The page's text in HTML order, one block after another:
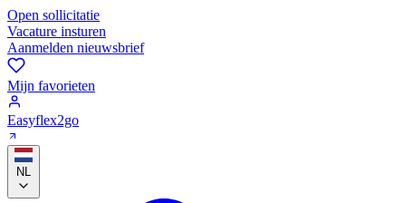
Open sollicitatie
Vacature insturen
Aanmelden nieuwsbrief
Mijn favorieten
Easyflex2go
NL